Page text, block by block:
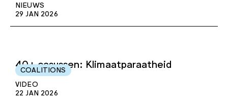
NIEUWS
29 JAN 2026
COALITIONS
40+ casussen: Klimaatparaatheid
VIDEO
22 JAN 2026